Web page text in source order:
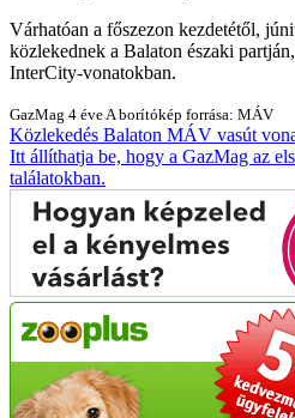
Várhatóan a főszezon kezdetétől,
közlekednek a Balaton északi
InterCity-vonatokban.
GazMag 4 éve A borítókép forrása: MÁV
Közlekedés Balaton MÁV vasút
Itt állíthatja be, hogy a GazMag az
találatokban.